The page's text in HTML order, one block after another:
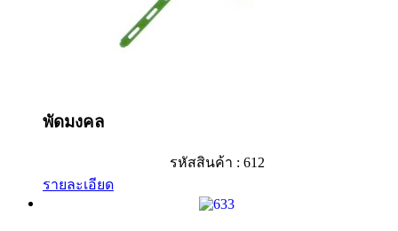
พัดมงคล
รหัสสินค้า : 612
รายละเอียด